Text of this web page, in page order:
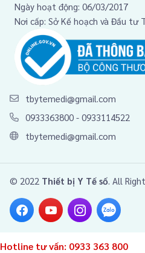
Ngày hoạt động: 06/03/2017
Nơi cấp: Sở Kế hoạch và Đầu tư
tbytemedi@gmail.com
0933363800 - 0933114522
tbytemedi@gmail.com
© 2022 Thiết bị Y Tế số. All
Hotline tư vấn: 0933 363 800